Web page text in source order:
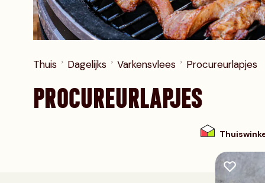
Diamanthaas
Schweine haxe
Varkenswangetjes
Thuis Dagelijks Varkensvlees Procureurlapjes
PROCUREURLAPJES